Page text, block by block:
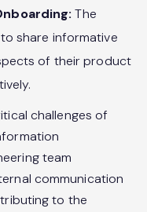
The
share informative
of their product
challenges of
team
communication
to the